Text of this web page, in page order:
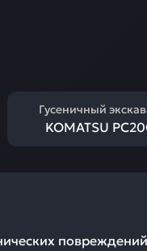
Гусеничный
KOMATSU